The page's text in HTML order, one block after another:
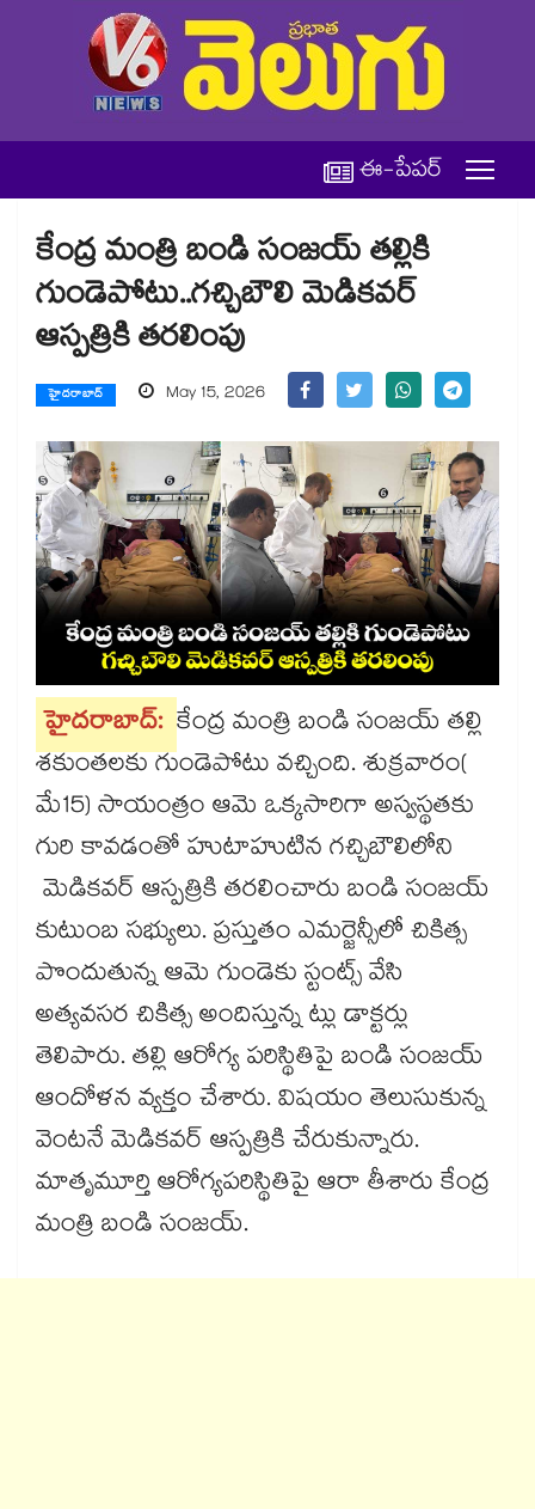
ఈ-పేపర్
కేంద్ర మంత్రి బండి సంజయ్ తల్లికి
గుండెపోటు..గచ్చిబౌలి మెడికవర్
ఆస్పత్రికి తరలింపు
హైదరాబాద్ May 15, 2026
హైదరాబాద్: కేంద్ర మంత్రి బండి సంజయ్ తల్లి
శకుంతలకు గుండెపోటు వచ్చింది. శుక్రవారం(
మే15) సాయంత్రం ఆమె ఒక్కసారిగా అస్వస్థతకు
గురి కావడంతో హుటాహుటిన గచ్చిబౌలిలోని
మెడికవర్ ఆస్పత్రికి తరలించారు బండి సంజయ్
కుటుంబ సభ్యులు. ప్రస్తుతం ఎమర్జెన్సీలో చికిత్స
పొందుతున్న ఆమె గుండెకు స్టంట్స్ వేసి
అత్యవసర చికిత్స అందిస్తున్న ట్లు డాక్టర్లు
తెలిపారు. తల్లి ఆరోగ్య పరిస్థితిపై బండి సంజయ్
ఆందోళన వ్యక్తం చేశారు. విషయం తెలుసుకున్న
వెంటనే మెడికవర్ ఆస్పత్రికి చేరుకున్నారు.
మాతృమూర్తి ఆరోగ్యపరిస్థితిపై ఆరా తీశారు కేంద్ర
మంత్రి బండి సంజయ్.